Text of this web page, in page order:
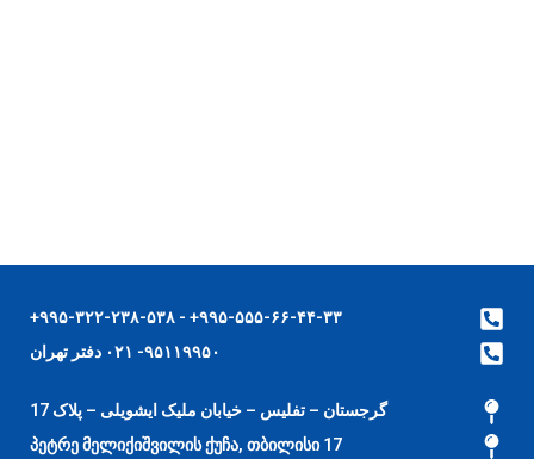
۹۹۵-۵۵۵-۶۶-۴۴-۳۳+ - ۹۹۵-۳۲۲-۲۳۸-۵۳۸+
۹۵۱۱۹۹۵۰- ۰۲۱ دفتر تهران
گرجستان – تفلیس – خیابان ملیک ایشویلی – پلاک 17
17 პეტრე მელიქიშვილის ქუჩა, თბილისი